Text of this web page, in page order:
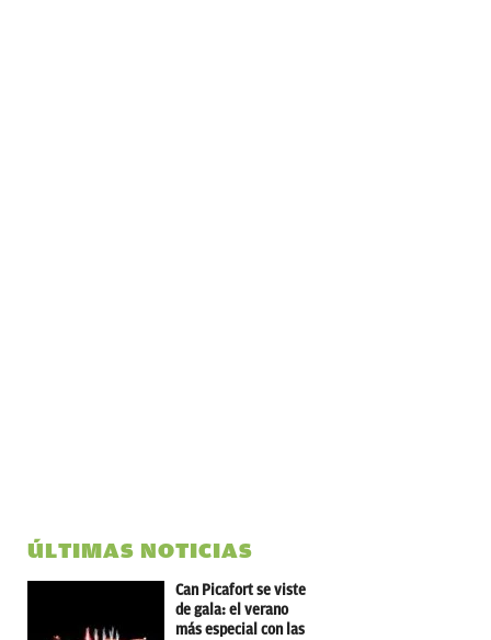
ÚLTIMAS NOTICIAS
Can Picafort se viste
de gala: el verano
más especial con las